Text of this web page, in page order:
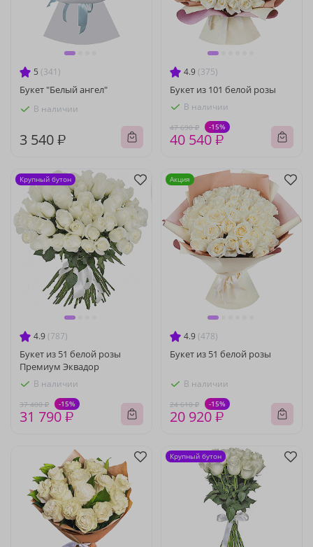
5 (341)
Букет "Белый ангел"
В наличии
3 540 ₽
4.9 (375)
Букет из 101 белой розы
В наличии
47 690 ₽ -15%
40 540 ₽
4.9 (787)
Букет из 51 белой розы
Премиум Эквадор
В наличии
37 400 ₽ -15%
31 790 ₽
Крупный бутон
4.9 (478)
Букет из 51 белой розы
В наличии
24 610 ₽ -15%
20 920 ₽
Акция
Крупный бутон